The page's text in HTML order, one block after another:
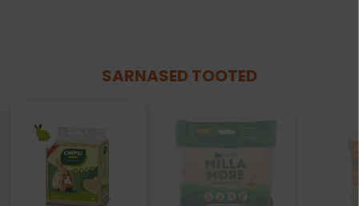
SARNASED TOOTED